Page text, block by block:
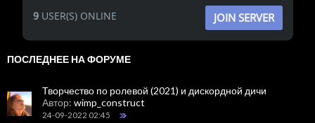
9USER(S) ONLINE JOIN SERVER
ПОСЛЕДНЕЕ НА ФОРУМЕ
Творчество по ролевой (2021) и дискордной дичи
Автор: wimp_construct
24-09-2022 02:45